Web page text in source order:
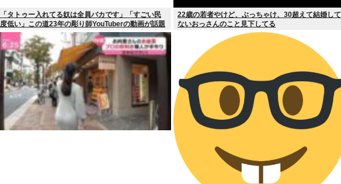
「タトゥー入れてる奴は全員バカです」「すごい民
度低い」この道23年の彫り師YouTuberの動画が話題
22歳の若者やけど、ぶっちゃけ、30超えて結婚して
ないおっさんのこと見下してる